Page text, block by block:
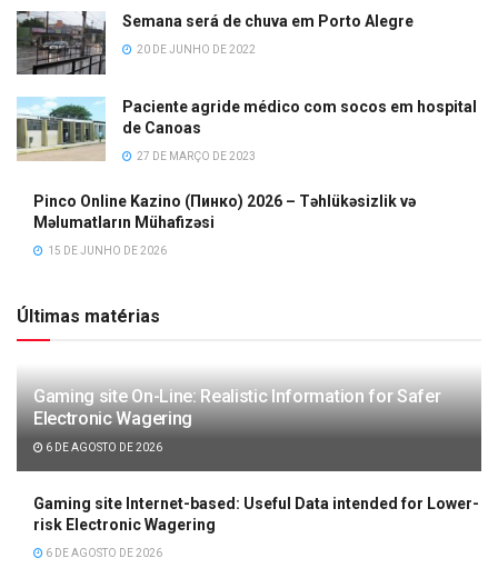
Semana será de chuva em Porto Alegre
20 DE JUNHO DE 2022
Paciente agride médico com socos em hospital
de Canoas
27 DE MARÇO DE 2023
Pinco Online Kazino (Пинко) 2026 – Təhlükəsizlik və
Məlumatların Mühafizəsi
15 DE JUNHO DE 2026
Últimas matérias
Gaming site On-Line: Realistic Information for Safer
Electronic Wagering
6 DE AGOSTO DE 2026
Gaming site Internet-based: Useful Data intended for Lower-
risk Electronic Wagering
6 DE AGOSTO DE 2026